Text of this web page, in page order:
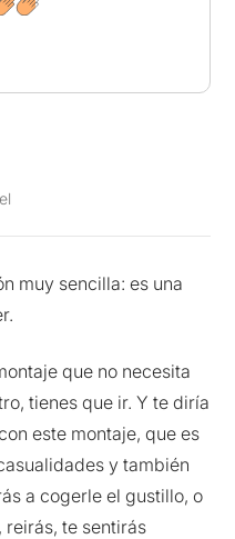
muy sencilla: es una
que no necesita
tienes que ir. Y te diría
este montaje, que es
y también
a cogerle el gustillo, o
reirás, te sentirás